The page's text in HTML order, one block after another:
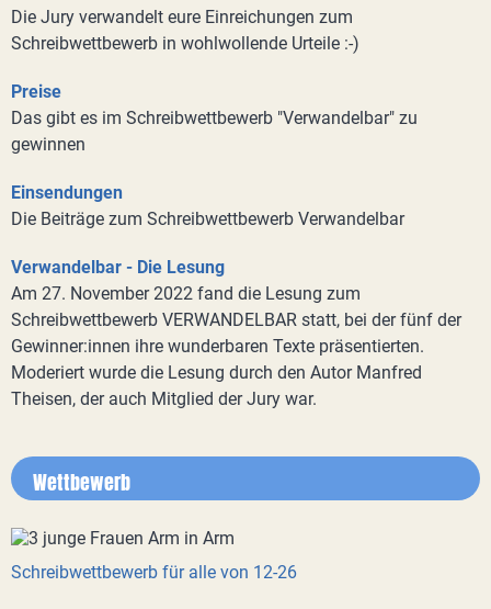
Die Jury verwandelt eure Einreichungen zum
Schreibwettbewerb in wohlwollende Urteile :-)
Preise
Das gibt es im Schreibwettbewerb "Verwandelbar" zu
gewinnen
Einsendungen
Die Beiträge zum Schreibwettbewerb Verwandelbar
Verwandelbar - Die Lesung
Am 27. November 2022 fand die Lesung zum
Schreibwettbewerb VERWANDELBAR statt, bei der fünf der
Gewinner:innen ihre wunderbaren Texte präsentierten.
Moderiert wurde die Lesung durch den Autor Manfred
Theisen, der auch Mitglied der Jury war.
Wettbewerb
Schreibwettbewerb für alle von 12-26